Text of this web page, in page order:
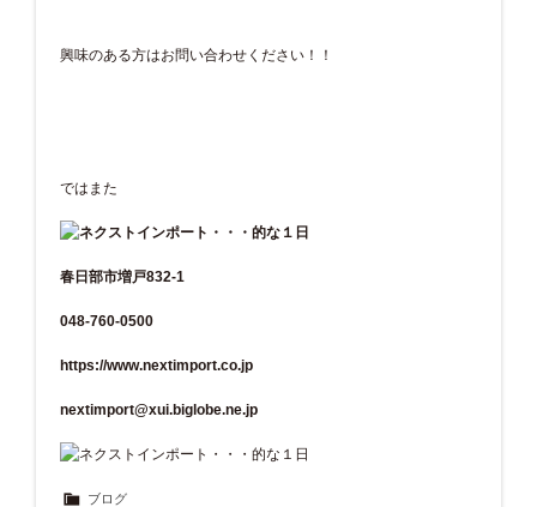
興味のある方はお問い合わせください！！
ではまた
春日部市増戸832-1
048-760-0500
https://www.nextimport.co.jp
nextimport@xui.biglobe.ne.jp
ブログ